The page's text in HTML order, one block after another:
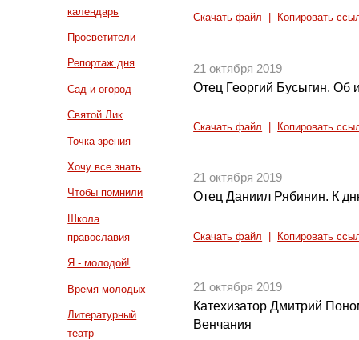
календарь
Просветители
Репортаж дня
Сад и огород
Святой Лик
Точка зрения
Хочу все знать
Чтобы помнили
Школа
православия
Я - молодой!
Время молодых
Литературный
театр
Скачать файл Копировать
21 октября 2019
Отец Георгий Бусыгин. Об
Скачать файл Копировать
21 октября 2019
Отец Даниил Рябинин. К
Скачать файл Копировать
21 октября 2019
Катехизатор Дмитрий
Венчания